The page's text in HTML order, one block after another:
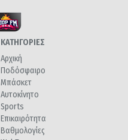
ΚΑΤΗΓΟΡΙΕΣ
Αρχική
Ποδόσφαιρο
Μπάσκετ
Αυτοκίνητο
Sports
Επικαιρότητα
Βαθμολογίες